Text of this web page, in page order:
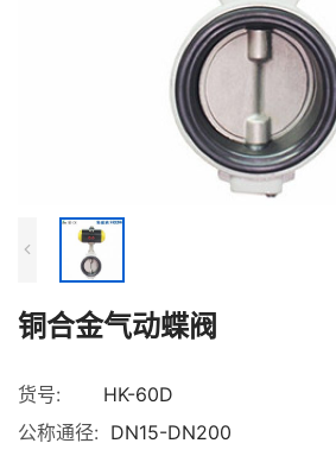
铜合金气动蝶阀
货号:
HK-60D
公称通径: DN15-DN200